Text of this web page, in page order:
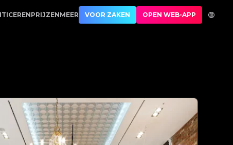
| No.1 Best Authentication
PRIJZENMEER VOOR ZAKEN OPEN WEB-APP